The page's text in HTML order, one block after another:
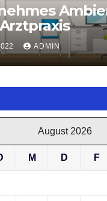
ADMIN
August 2026
M D F